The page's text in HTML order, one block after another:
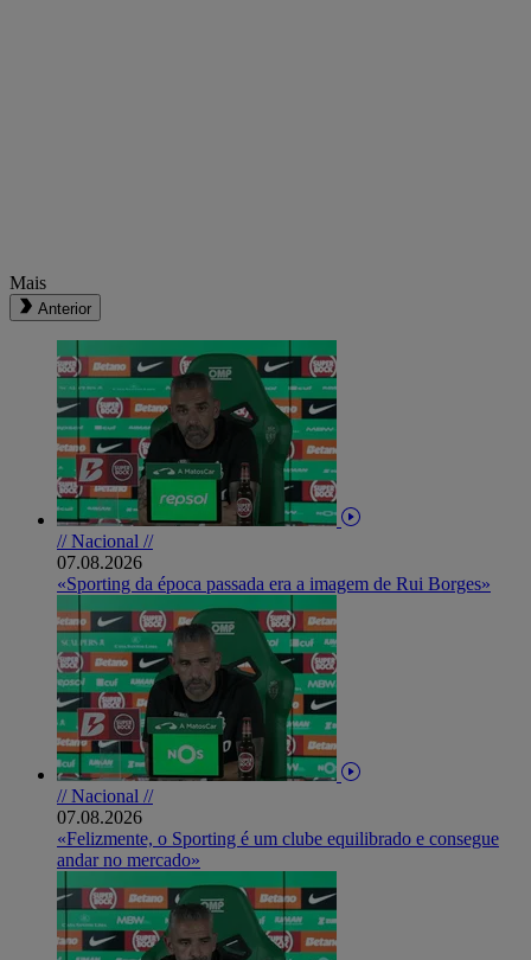
Mais
Anterior
// Nacional //
07.08.2026
«Sporting da época passada era a imagem de Rui Borges»
// Nacional //
07.08.2026
«Felizmente, o Sporting é um clube equilibrado e consegue
andar no mercado»